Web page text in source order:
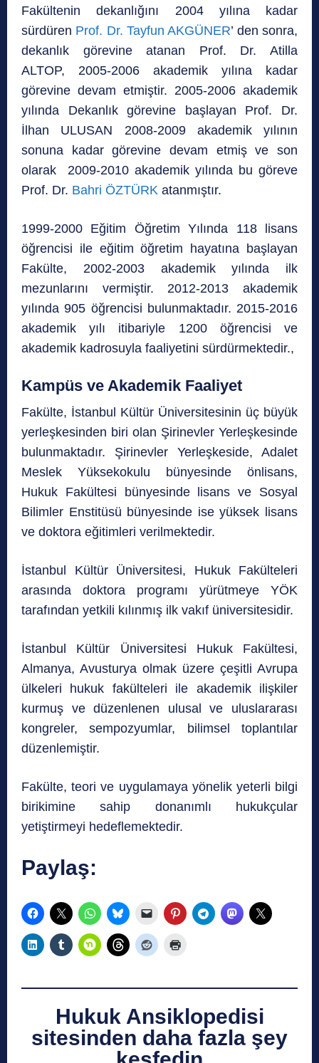
Fakültenin dekanlığını 2004 yılına kadar
sürdüren Prof. Dr. Tayfun AKGÜNER’ den sonra,
dekanlık görevine atanan Prof. Dr. Atilla
ALTOP, 2005-2006 akademik yılına kadar
görevine devam etmiştir. 2005-2006 akademik
yılında Dekanlık görevine başlayan Prof. Dr.
İlhan ULUSAN 2008-2009 akademik yılının
sonuna kadar görevine devam etmiş ve son
olarak 2009-2010 akademik yılında bu göreve
Prof. Dr. Bahri ÖZTÜRK atanmıştır.
1999-2000 Eğitim Öğretim Yılında 118 lisans
öğrencisi ile eğitim öğretim hayatına başlayan
Fakülte, 2002-2003 akademik yılında ilk
mezunlarını vermiştir. 2012-2013 akademik
yılında 905 öğrencisi bulunmaktadır. 2015-2016
akademik yılı itibariyle 1200 öğrencisi ve
akademik kadrosuyla faaliyetini sürdürmektedir.,
Kampüs ve Akademik Faaliyet
Fakülte, İstanbul Kültür Üniversitesinin üç büyük
yerleşkesinden biri olan Şirinevler Yerleşkesinde
bulunmaktadır. Şirinevler Yerleşkeside, Adalet
Meslek Yüksekokulu bünyesinde önlisans,
Hukuk Fakültesi bünyesinde lisans ve Sosyal
Bilimler Enstitüsü bünyesinde ise yüksek lisans
ve doktora eğitimleri verilmektedir.
İstanbul Kültür Üniversitesi, Hukuk Fakülteleri
arasında doktora programı yürütmeye YÖK
tarafından yetkili kılınmış ilk vakıf üniversitesidir.
İstanbul Kültür Üniversitesi Hukuk Fakültesi,
Almanya, Avusturya olmak üzere çeşitli Avrupa
ülkeleri hukuk fakülteleri ile akademik ilişkiler
kurmuş ve düzenlenen ulusal ve uluslararası
kongreler, sempozyumlar, bilimsel toplantılar
düzenlemiştir.
Fakülte, teori ve uygulamaya yönelik yeterli bilgi
birikimine sahip donanımlı hukukçular
yetiştirmeyi hedeflemektedir.
Paylaş:
Hukuk Ansiklopedisi
sitesinden daha fazla şey